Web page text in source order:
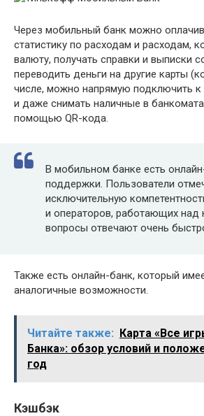
Через мобильный банк можно
статистику по расходам и расходам,
валюту, получать справки и выписки
переводить деньги на другие карты
числе, можно напрямую подключить к
и даже снимать наличные в
помощью QR-кода.
В мобильном банке есть
поддержки. Пользователи
исключительную
и операторов, работающих
вопросы отвечают очень
Также есть онлайн-банк, который
аналогичные возможности.
Читайте также: Карта «Все
Банка»: обзор условий и
год
Кэшбэк